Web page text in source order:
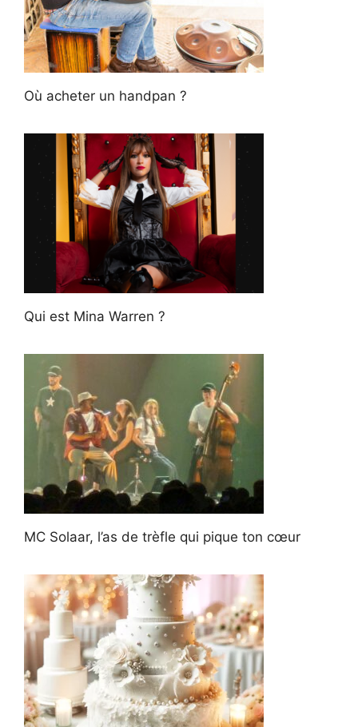
Où acheter un handpan ?
Qui est Mina Warren ?
MC Solaar, l’as de trèfle qui pique ton cœur